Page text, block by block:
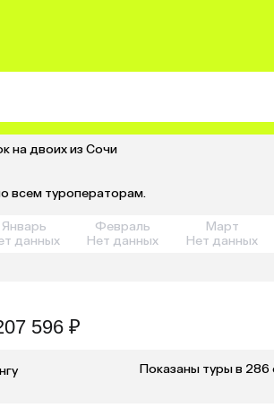
на двоих из Сочи
всем туроператорам.
Январь
данных
Февраль
Нет данных
Март
Нет данных
596 ₽
Показаны туры в 286